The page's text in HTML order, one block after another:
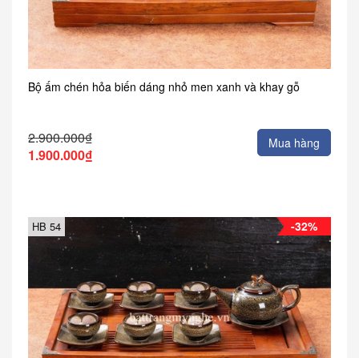
Bộ ấm chén hỏa biến dáng nhỏ men xanh và khay gỗ
2.900.000₫
1.900.000₫
Mua hàng
-32%
HB 54